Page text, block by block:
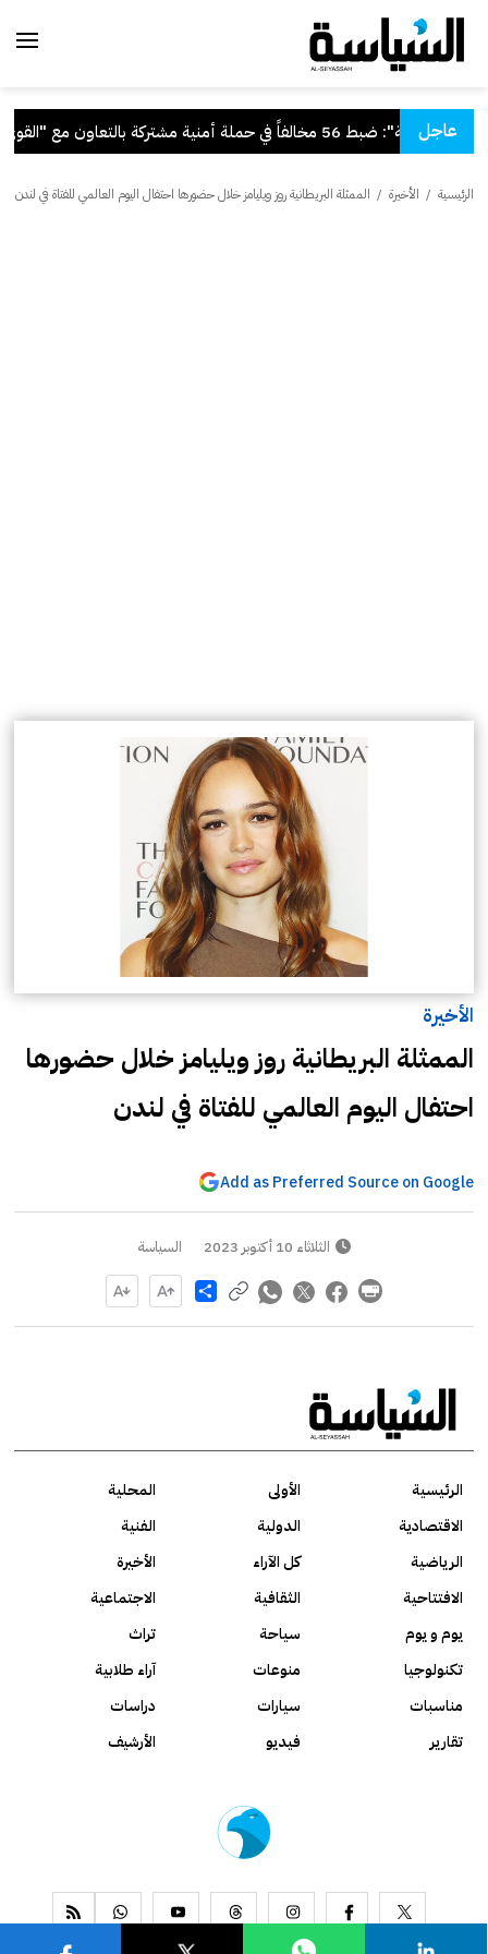
عاجل
"الداخلية": ضبط 56 مخالفاً في حملة أمنية مشتركة بالتعاون مع "القوى العاملة"
الرئيسية / الأخيرة / الممثلة البريطانية روز ويليامز خلال حضورها احتفال اليوم العالمي للفتاة في لندن
الأخيرة
الممثلة البريطانية روز ويليامز خلال حضورها
احتفال اليوم العالمي للفتاة في لندن
Add as Preferred Source on Google
الثلاثاء 10 أكتوبر 2023 السياسة
Share
الرئيسية الأولى
المحلية
الاقتصادية
الدولية
الفنية
الرياضية
كل الآراء
الأخيرة
الافتتاحية
الثقافية
الاجتماعية
يوم و يوم
سياحة
تراث
تكنولوجيا
منوعات
آراء طلابية
مناسبات
سيارات
دراسات
تقارير
فيديو الأرشيف